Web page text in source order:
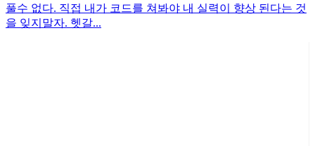
풀수 없다. 직접 내가 코드를 쳐봐야 내 실력이 향상 된다는 것
을 잊지말자. 헷갈...